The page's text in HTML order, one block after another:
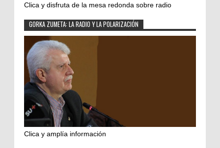
Clica y disfruta de la mesa redonda sobre radio
GORKA ZUMETA: LA RADIO Y LA POLARIZACIÓN
Clica y amplía información